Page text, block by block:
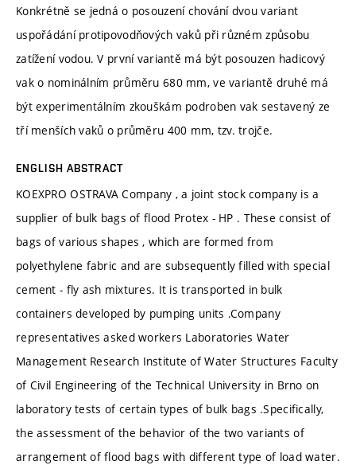
Konkrétně se jedná o posouzení chování dvou variant
uspořádání protipovodňových vaků při různém způsobu
zatížení vodou. V první variantě má být posouzen hadicový
vak o nominálním průměru 680 mm, ve variantě druhé má
být experimentálním zkouškám podroben vak sestavený ze
tří menších vaků o průměru 400 mm, tzv. trojče.
ENGLISH ABSTRACT
KOEXPRO OSTRAVA Company , a joint stock company is a
supplier of bulk bags of flood Protex - HP . These consist of
bags of various shapes , which are formed from
polyethylene fabric and are subsequently filled with special
cement - fly ash mixtures. It is transported in bulk
containers developed by pumping units .Company
representatives asked workers Laboratories Water
Management Research Institute of Water Structures Faculty
of Civil Engineering of the Technical University in Brno on
laboratory tests of certain types of bulk bags .Specifically,
the assessment of the behavior of the two variants of
arrangement of flood bags with different type of load water.